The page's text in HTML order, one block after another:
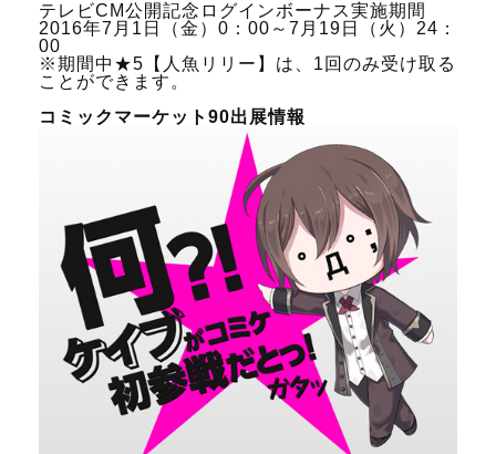
テレビCM公開記念ログインボーナス実施期間
2016年7月1日（金）0：00～7月19日（火）24：
00
※期間中★5【人魚リリー】は、1回のみ受け取る
ことができます。
コミックマーケット90出展情報